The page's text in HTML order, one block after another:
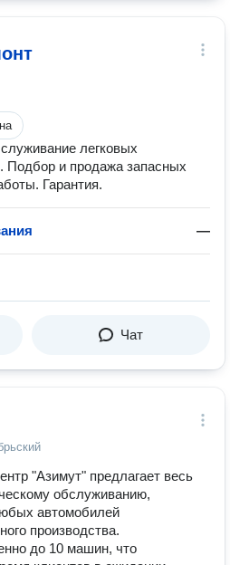
легковых
Подбор и продажа запасных
Гарантия.
—
Чат
"Азимут" предлагает весь
обслуживанию,
автомобилей
производства.
до 10 машин, что